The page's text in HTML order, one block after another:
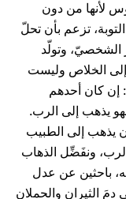
لأنها من دون
تزعم بأن تحلّ
الشخصيّ، وتولّد
إلى الخلاص وليست
إن كان أحدهم
يذهب إلى الرب.
يذهب إلى الطبيب
ونفَضِّل الذهاب
باحثين عن عدل
دمَ الثيران والحملان